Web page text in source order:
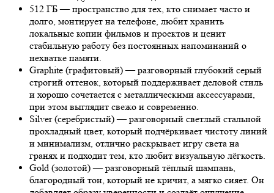
512 ГБ — пространство для тех, кто снимает часто и
долго, монтирует на телефоне, любит хранить
локальные копии фильмов и проектов и ценит
стабильную работу без постоянных напоминаний о
нехватке памяти.
Graphite (графитовый) — разговорный глубокий серый
строгий оттенок, который поддерживает деловой стиль
и хорошо сочетается с металлическими аксессуарами,
при этом выглядит свежо и современно.
Silver (серебристый) — разговорный светлый стальной
прохладный цвет, который подчёркивает чистоту линий
и минимализм, отлично раскрывает игру света на
гранях и подходит тем, кто любит визуальную лёгкость.
Gold (золотой) — разговорный тёплый шампань,
благородный тон, который не кричит, а мягко сияет. Он